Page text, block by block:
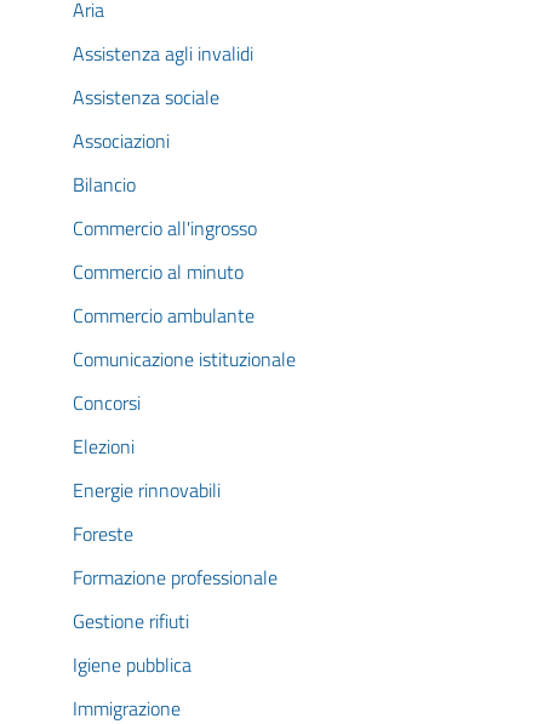
Aria
Assistenza agli invalidi
Assistenza sociale
Associazioni
Bilancio
Commercio all'ingrosso
Commercio al minuto
Commercio ambulante
Comunicazione istituzionale
Concorsi
Elezioni
Energie rinnovabili
Foreste
Formazione professionale
Gestione rifiuti
Igiene pubblica
Immigrazione